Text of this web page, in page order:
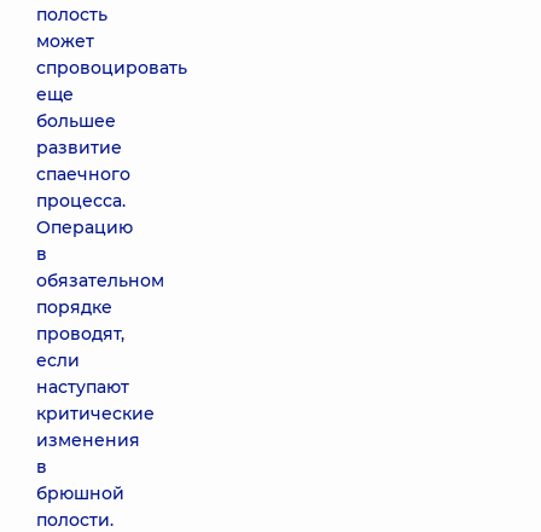
полость
может
спровоцировать
еще
большее
развитие
спаечного
процесса.
Операцию
в
обязательном
порядке
проводят,
если
наступают
критические
изменения
в
брюшной
полости.